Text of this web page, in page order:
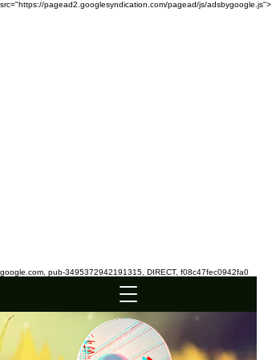
src="https://pagead2.googlesyndication.com/pagead/js/adsbygoogle.js">
google.com, pub-3495372942191315, DIRECT, f08c47fec0942fa0